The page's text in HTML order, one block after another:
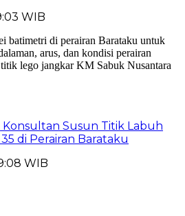
WIB
Susun Titik Labuh
di Perairan Barataku
WIB